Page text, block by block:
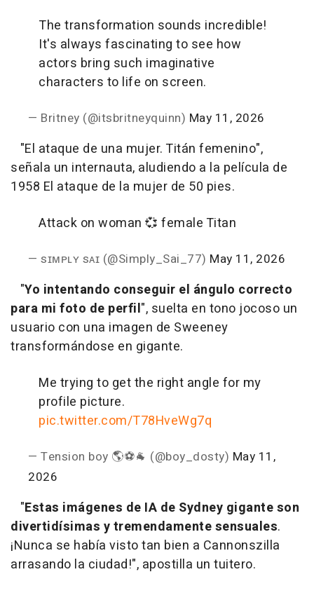
The transformation sounds incredible!
It's always fascinating to see how
actors bring such imaginative
characters to life on screen.
— Britney (@itsbritneyquinn) May 11, 2026
"El ataque de una mujer. Titán femenino",
señala un internauta, aludiendo a la película de
1958 El ataque de la mujer de 50 pies.
Attack on woman 💞 female Titan
— sɪᴍᴘʟʏ sᴀɪ (@Simply_Sai_77) May 11, 2026
"Yo intentando conseguir el ángulo correcto
para mi foto de perfil", suelta en tono jocoso un
usuario con una imagen de Sweeney
transformándose en gigante.
Me trying to get the right angle for my
profile picture.
pic.twitter.com/T78HveWg7q
— Tension boy 🌎⚽️🐐 (@boy_dosty) May 11,
2026
"Estas imágenes de IA de Sydney gigante son
divertidísimas y tremendamente sensuales.
¡Nunca se había visto tan bien a Cannonszilla
arrasando la ciudad!", apostilla un tuitero.